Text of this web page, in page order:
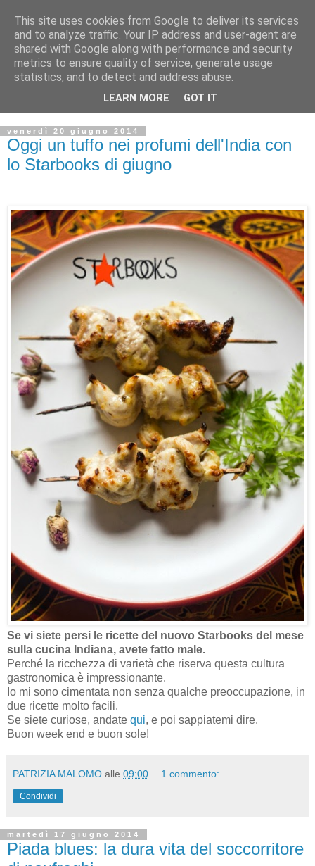
venerdì 20 giugno 2014
Oggi un tuffo nei profumi dell'India con
lo Starbooks di giugno
Se vi siete persi le ricette del nuovo Starbooks del mese
sulla cucina Indiana, avete fatto male.
Perché la ricchezza di varietà che riserva questa cultura
gastronomica è impressionante.
Io mi sono cimentata non senza qualche preoccupazione, in
due ricette molto facili.
Se siete curiose, andate qui, e poi sappiatemi dire.
Buon week end e buon sole!
PATRIZIA MALOMO alle 09:00 1 commento:
Condividi
martedì 17 giugno 2014
Piada blues: la dura vita del soccorritore
This site uses cookies from Google to deliver its services
and to analyze traffic. Your IP address and user-agent are
shared with Google along with performance and security
metrics to ensure quality of service, generate usage
statistics, and to detect and address abuse.
LEARN MORE GOT IT